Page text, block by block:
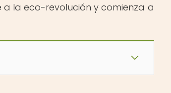
la eco-revolución y comienza a